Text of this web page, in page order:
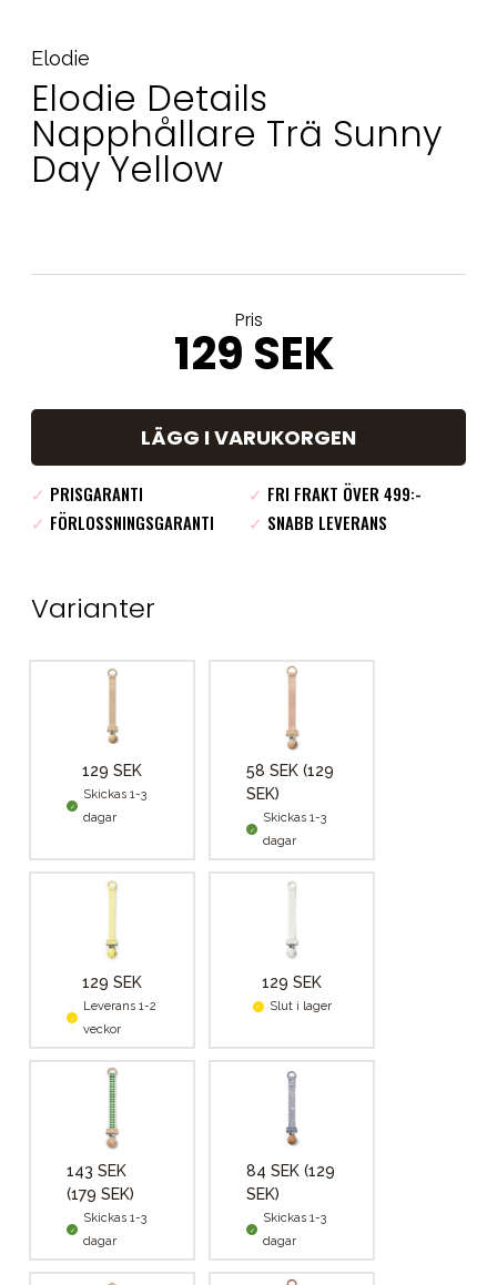
Elodie
Elodie Details
Napphållare Trä Sunny
Day Yellow
Pris
129 SEK
LÄGG I VARUKORGEN
✓ PRISGARANTI ✓ FRI FRAKT ÖVER 499:-
✓ FÖRLOSSNINGSGARANTI ✓ SNABB LEVERANS
Varianter
129 SEK
Skickas 1-3
dagar
58 SEK (129
SEK)
Skickas 1-3
dagar
129 SEK
Leverans 1-2
veckor
129 SEK
Slut i lager
143 SEK
(179 SEK)
Skickas 1-3
dagar
84 SEK (129
SEK)
Skickas 1-3
dagar
Kontakta oss
Uthyrning